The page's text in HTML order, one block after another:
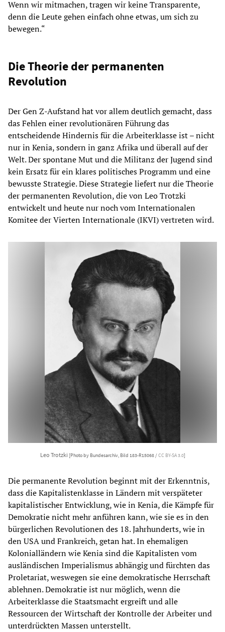
Wenn wir mitmachen, tragen wir keine Transparente,
denn die Leute gehen einfach ohne etwas, um sich zu
bewegen.“
Die Theorie der permanenten
Revolution
Der Gen Z-Aufstand hat vor allem deutlich gemacht, dass
das Fehlen einer revolutionären Führung das
entscheidende Hindernis für die Arbeiterklasse ist – nicht
nur in Kenia, sondern in ganz Afrika und überall auf der
Welt. Der spontane Mut und die Militanz der Jugend sind
kein Ersatz für ein klares politisches Programm und eine
bewusste Strategie. Diese Strategie liefert nur die Theorie
der permanenten Revolution, die von Leo Trotzki
entwickelt und heute nur noch vom Internationalen
Komitee der Vierten Internationale (IKVI) vertreten wird.
Leo Trotzki [Photo by Bundesarchiv, Bild 183-R15068 /CC BY-SA 3.0]
Die permanente Revolution beginnt mit der Erkenntnis,
dass die Kapitalistenklasse in Ländern mit verspäteter
kapitalistischer Entwicklung, wie in Kenia, die Kämpfe für
Demokratie nicht mehr anführen kann, wie sie es in den
bürgerlichen Revolutionen des 18. Jahrhunderts, wie in
den USA und Frankreich, getan hat. In ehemaligen
Kolonialländern wie Kenia sind die Kapitalisten vom
ausländischen Imperialismus abhängig und fürchten das
Proletariat, weswegen sie eine demokratische Herrschaft
ablehnen. Demokratie ist nur möglich, wenn die
Arbeiterklasse die Staatsmacht ergreift und alle
Ressourcen der Wirtschaft der Kontrolle der Arbeiter und
unterdrückten Massen unterstellt.